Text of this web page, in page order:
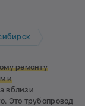
ремонту
и
вблизи
Это трубопровод